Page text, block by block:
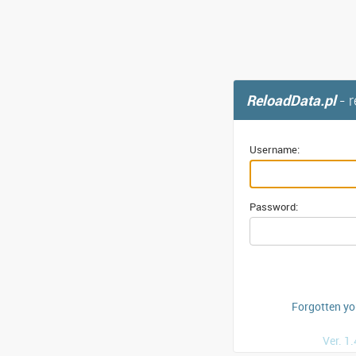
ReloadData.pl-
Username:
Password:
Forgotten
Ver.